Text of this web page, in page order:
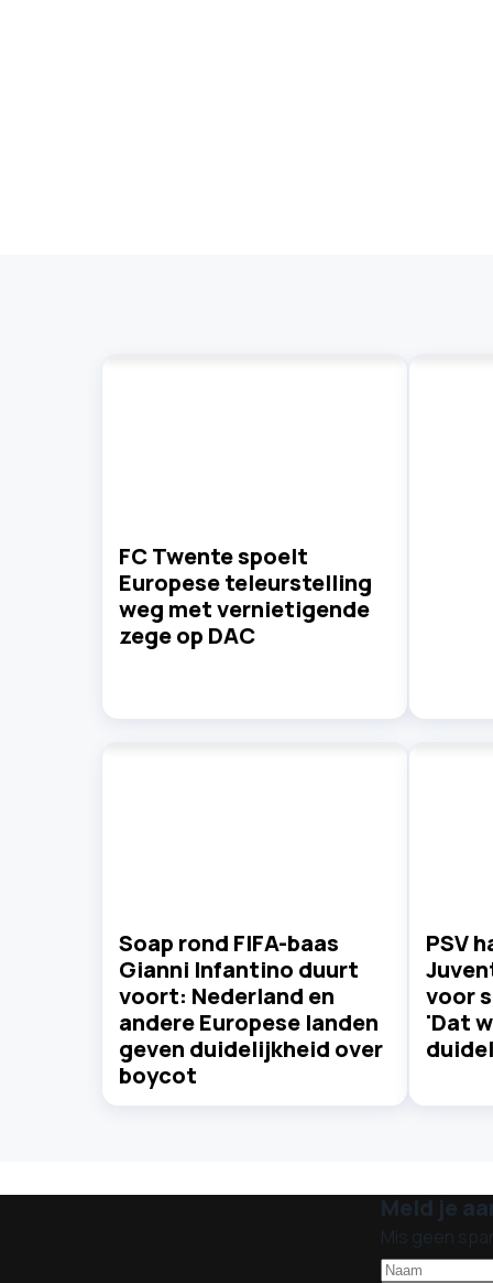
FC Twente spoelt
Europese teleurstelling
weg met vernietigende
zege op DAC
Soap rond FIFA-baas
Gianni Infantino duurt
voort: Nederland en
andere Europese landen
geven duidelijkheid over
boycot
PSV
voor
'Dat
Meld je
Mis geen